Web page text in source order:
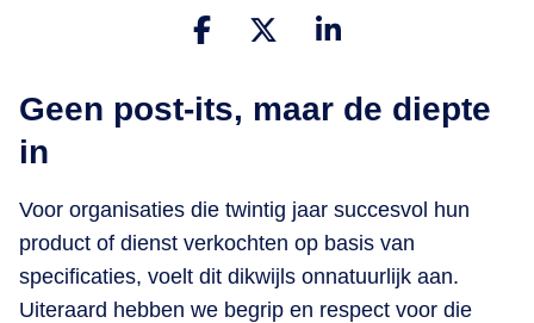
Geen post-its, maar de diepte
in
Voor organisaties die twintig jaar succesvol hun
product of dienst verkochten op basis van
specificaties, voelt dit dikwijls onnatuurlijk aan.
Uiteraard hebben we begrip en respect voor die